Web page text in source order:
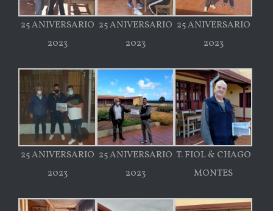
25 ANIVERSARIO
2023
25 ANIVERSARIO
2023
25 ANIVERSARIO
2023
25 ANIVERSARIO
2023
25 ANIVERSARIO
2023
T. FIOL & CHAGO
MONTES